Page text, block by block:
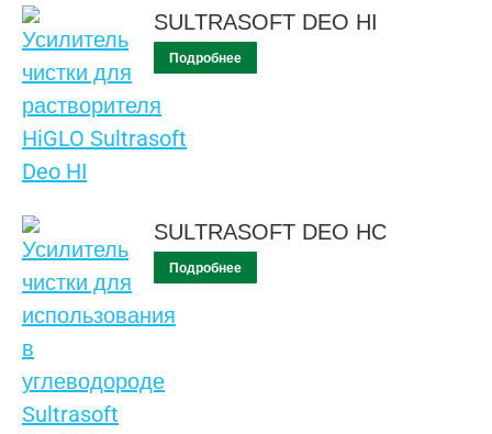
SULTRASOFT DEO HI
Подробнее
SULTRASOFT DEO HC
Подробнее